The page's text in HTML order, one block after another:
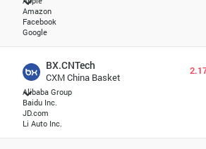
Amazon
Facebook
Google
BX.CNTech
CXM China Basket
Alibaba Group
Baidu Inc.
JD.com
Li Auto Inc.